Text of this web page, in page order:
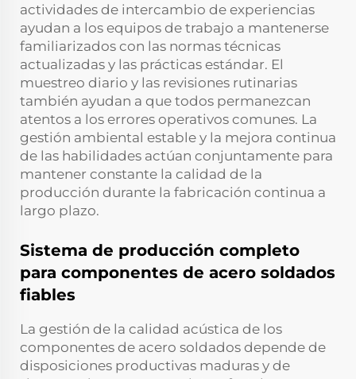
actividades de intercambio de experiencias
ayudan a los equipos de trabajo a mantenerse
familiarizados con las normas técnicas
actualizadas y las prácticas estándar. El
muestreo diario y las revisiones rutinarias
también ayudan a que todos permanezcan
atentos a los errores operativos comunes. La
gestión ambiental estable y la mejora continua
de las habilidades actúan conjuntamente para
mantener constante la calidad de la
producción durante la fabricación continua a
largo plazo.
Sistema de producción completo
para componentes de acero soldados
fiables
La gestión de la calidad acústica de los
componentes de acero soldados depende de
disposiciones productivas maduras y de